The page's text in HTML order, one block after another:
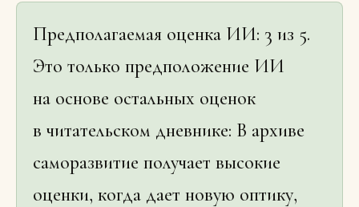
Предполагаемая оценка ИИ: 3 из 5.
Это только предположение ИИ
на основе остальных оценок
в читательском дневнике: В архиве
саморазвитие получает высокие
оценки, когда дает новую оптику,